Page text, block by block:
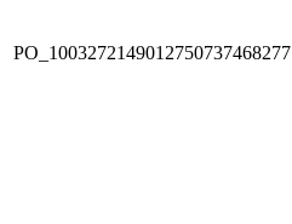
PO_1003272149012750737468277